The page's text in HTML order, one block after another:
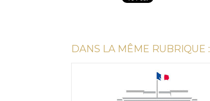
DANS LA MÊME RUBRIQUE :